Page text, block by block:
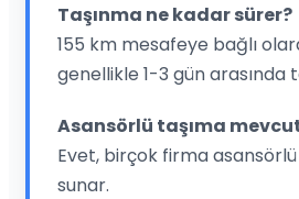
Taşınma ne kadar sürer?
155 km mesafeye bağlı
genellikle 1-3 gün arasında
Asansörlü taşıma
Evet, birçok firma
sunar.